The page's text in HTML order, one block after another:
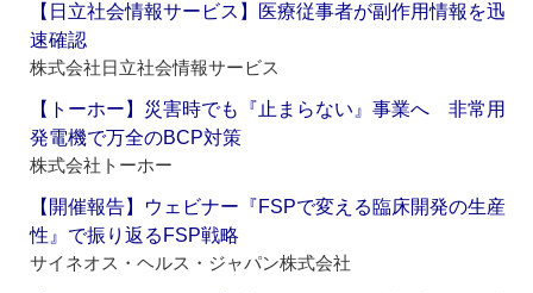
【日立社会情報サービス】医療従事者が副作用情報を迅
速確認
株式会社日立社会情報サービス
【トーホー】災害時でも『止まらない』事業へ 非常用
発電機で万全のBCP対策
株式会社トーホー
【開催報告】ウェビナー『FSPで変える臨床開発の生産
性』で振り返るFSP戦略
サイネオス・ヘルス・ジャパン株式会社